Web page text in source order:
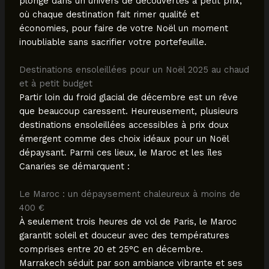
où chaque destination fait rimer qualité et
économies, pour faire de votre Noël un moment
inoubliable sans sacrifier votre portefeuille.
Destinations ensoleillées pour un Noël 2025 au chaud
et à petit budget
Partir loin du froid glacial de décembre est un rêve
que beaucoup caressent. Heureusement, plusieurs
destinations ensoleillées accessibles à prix doux
émergent comme des choix idéaux pour un Noël
dépaysant. Parmi ces lieux, le Maroc et les îles
Canaries se démarquent :
Le Maroc : un dépaysement chaleureux à moins de
400 €
À seulement trois heures de vol de Paris, le Maroc
garantit soleil et douceur avec des températures
comprises entre 20 et 25°C en décembre.
Marrakech séduit par son ambiance vibrante et ses